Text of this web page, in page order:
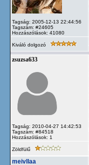
Tagság: 2005-12-13 22:44:56
Tagszám: #24605
Hozzászólások: 41080
Kiváló dolgozó
zsuzsa633
Tagság: 2010-04-27 14:42:53
Tagszám: #84518
Hozzászólások: 1
Zöldfülű
meivllaa